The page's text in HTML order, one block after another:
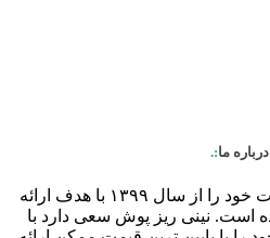
درباره ما:.
مجموعه نینی ریزپوش فعالیت خود را از سال ۱۳۹۹ با هدف ارائه
است. نینی ریز پوش سعی دارد با